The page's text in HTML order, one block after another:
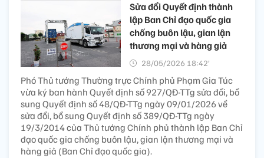
Sửa đổi Quyết định thành
lập Ban Chỉ đạo quốc gia
chống buôn lậu, gian lận
thương mại và hàng giả
28/05/2026 18:42’
Phó Thủ tướng Thường trực Chính phủ Phạm Gia Túc
vừa ký ban hành Quyết định số 927/QĐ-TTg sửa đổi, bổ
sung Quyết định số 48/QĐ-TTg ngày 09/01/2026 về
sửa đổi, bổ sung Quyết định số 389/QĐ-TTg ngày
19/3/2014 của Thủ tướng Chính phủ thành lập Ban Chỉ
đạo quốc gia chống buôn lậu, gian lận thương mại và
hàng giả (Ban Chỉ đạo quốc gia).